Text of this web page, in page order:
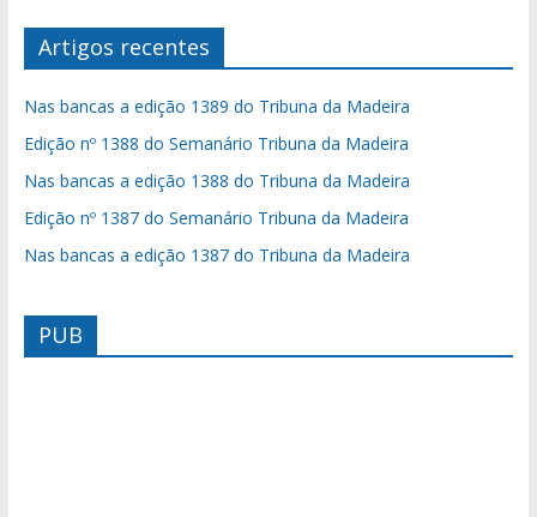
Artigos recentes
Nas bancas a edição 1389 do Tribuna da Madeira
Edição nº 1388 do Semanário Tribuna da Madeira
Nas bancas a edição 1388 do Tribuna da Madeira
Edição nº 1387 do Semanário Tribuna da Madeira
Nas bancas a edição 1387 do Tribuna da Madeira
PUB